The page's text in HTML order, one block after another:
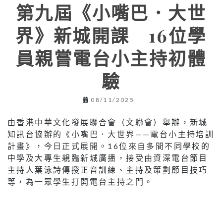
第九屆《小嘴巴．大世
界》新城開課 16位學
員親嘗電台小主持初體
驗
08/11/2025
由香港中華文化發展聯合會（文聯會）舉辦，新城
知訊台協辦的《小嘴巴．大世界——電台小主持培訓
計畫》，今日正式展開。16位來自多間不同學校的
中學及大專生親臨新城廣播，接受由資深電台節目
主持人葉泳詩傳授正音訓練、主持及策劃節目技巧
等，為一眾學生打開電台主持之門。